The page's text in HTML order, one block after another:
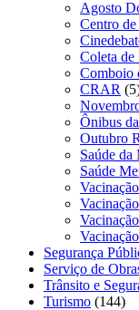
Agosto
Centro
Coleta de
Comboio
CRAR
Ônibus
Outubro
Saúde da
Saúde
Segurança
Serviço de
Trânsito e
Turismo (144)